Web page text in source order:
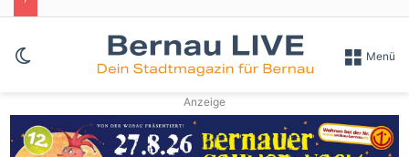
Skin umschalten Menü
Anzeige